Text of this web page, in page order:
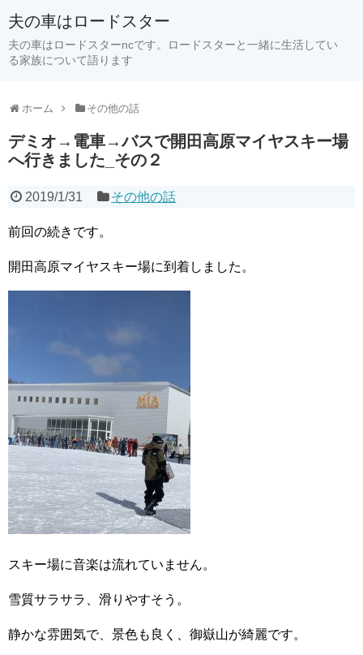
夫の車はロードスター
夫の車はロードスターncです。ロードスターと一緒に生活してい
る家族について語ります
ホーム その他の話
デミオ→電車→バスで開田高原マイヤスキー場
へ行きました_その２
2019/1/31 その他の話
前回の続きです。
開田高原マイヤスキー場に到着しました。
スキー場に音楽は流れていません。
雪質サラサラ、滑りやすそう。
静かな雰囲気で、景色も良く、御嶽山が綺麗です。